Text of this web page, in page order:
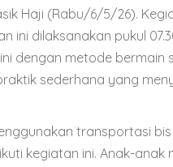
Haji (Rabu/6/5/26).
ini dilaksanakan pukul
dengan metode bermain
sederhana yang
transportasi
kegiatan ini. Anak-anak